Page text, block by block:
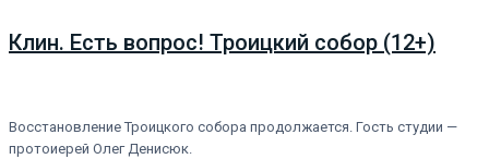
Клин. Есть вопрос! Троицкий собор (12+)
Восстановление Троицкого собора продолжается. Гость студии —
протоиерей Олег Денисюк.